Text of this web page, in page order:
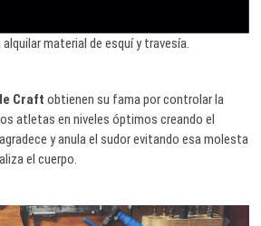
material de esquí y travesía.
Craft obtienen su fama por controlar la
atletas en niveles óptimos creando el
y anula el sudor evitando esa molesta
el cuerpo.